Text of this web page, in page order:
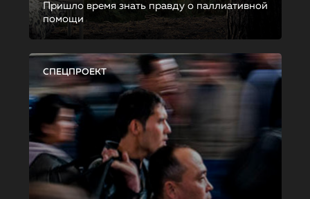
Пришло время знать правду о паллиативной
помощи
СПЕЦПРОЕКТ